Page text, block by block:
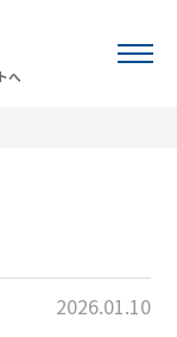
へ
2026.01.10